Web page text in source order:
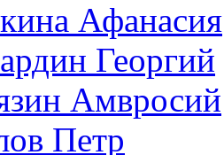
Афанасия
Георгий
Амвросий
Петр